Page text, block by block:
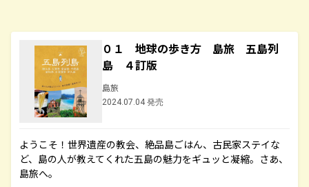
０１ 地球の歩き方 島旅 五島列
島 ４訂版
島旅
2024.07.04 発売
ようこそ！世界遺産の教会、絶品島ごはん、古民家ステイな
ど、島の人が教えてくれた五島の魅力をギュッと凝縮。さあ、
島旅へ。